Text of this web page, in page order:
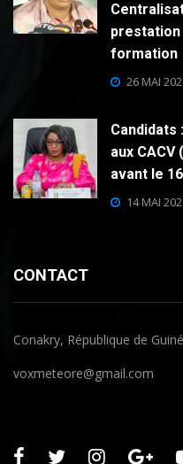
prestation
formation
26 MAI
aux
avant le
14 MAI
CONTACT
Conakry, République de
voxmeteore@gmail.com